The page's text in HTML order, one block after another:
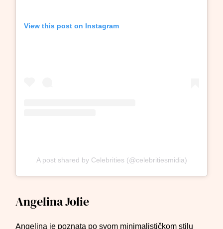
View this post on Instagram
A post shared by Celebrities (@celebritiesmidia)
Angelina Jolie
Angelina je poznata po svom minimalističkom stilu